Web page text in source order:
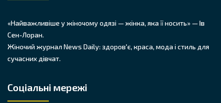
«Найважливіше у жіночому одязі — жінка, яка її носить» — Ів
Сен-Лоран.
Жіночий журнал News Daily: здоров'є, краса, мода і стиль для
сучасних дівчат.
Соціальні мережі